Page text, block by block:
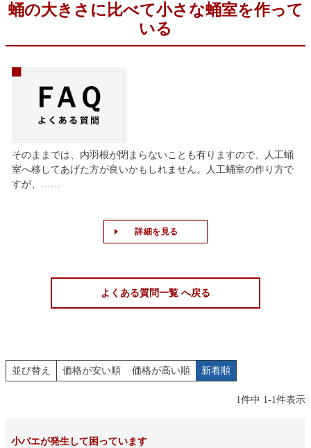
蛹の大きさに比べて小さな蛹室を作って
いる
そのままでは、内羽根が閉まらないことも有りますので、人工蛹
室へ移してあげた方が良いかもしれません。人工蛹室の作り方で
すが、……
詳細を見る
よくある質問一覧 へ戻る
並び替え 価格が安い順 価格が高い順 新着順
1件中 1-1件表示
小バエが発生して困っています